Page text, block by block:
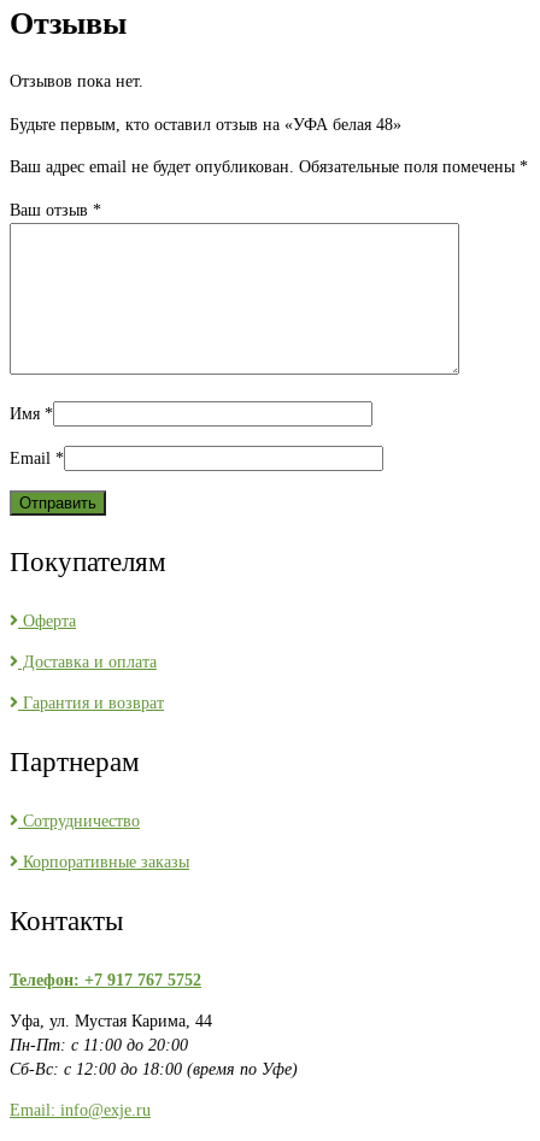
Отзывы
Отзывов пока нет.
Будьте первым, кто оставил отзыв на «УФА белая 48»
Ваш адрес email не будет опубликован. Обязательные поля помечены *
Ваш отзыв *
Имя *
Email *
Покупателям
Оферта
Доставка и оплата
Гарантия и возврат
Партнерам
Сотрудничество
Корпоративные заказы
Контакты
Телефон: +7 917 767 5752
Уфа, ул. Мустая Карима, 44
Пн-Пт: с 11:00 до 20:00
Сб-Вс: с 12:00 до 18:00 (время по Уфе)
Email: info@exje.ru